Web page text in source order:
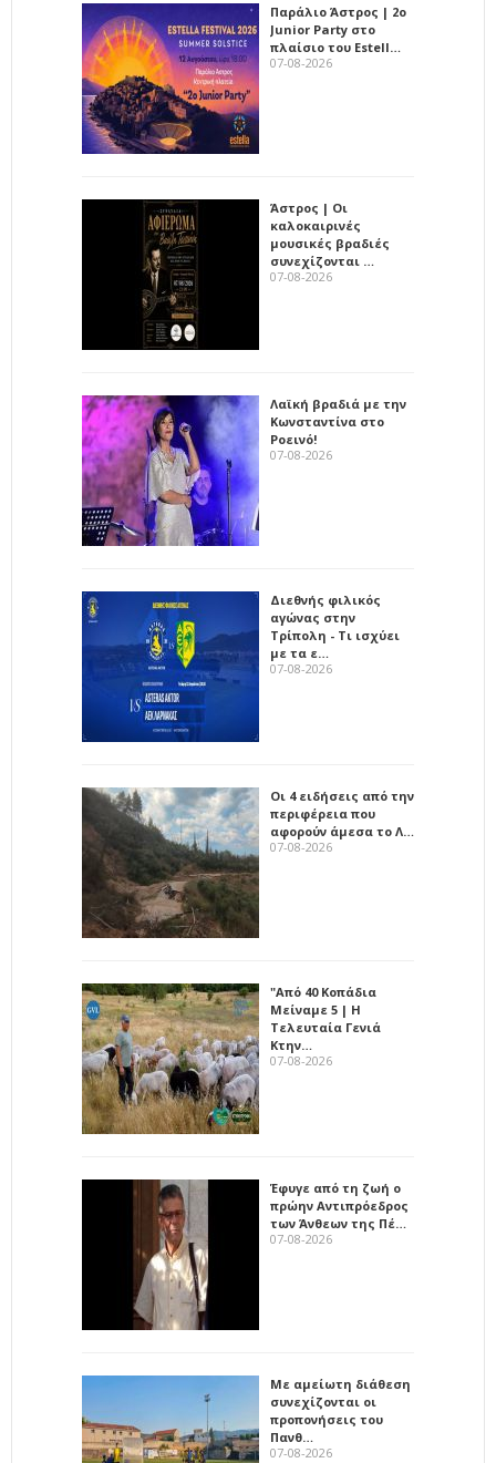
Παράλιο Άστρος | 2ο
Junior Party στο
πλαίσιο του Estell…
07-08-2026
Άστρος | Οι
καλοκαιρινές
μουσικές βραδιές
συνεχίζονται …
07-08-2026
Λαϊκή βραδιά με την
Κωνσταντίνα στο
Ροεινό!
07-08-2026
Διεθνής φιλικός
αγώνας στην
Τρίπολη - Τι ισχύει
με τα ε…
07-08-2026
Οι 4 ειδήσεις από την
περιφέρεια που
αφορούν άμεσα το Λ…
07-08-2026
"Από 40 Κοπάδια
Μείναμε 5 | Η
Τελευταία Γενιά
Κτην…
07-08-2026
Έφυγε από τη ζωή ο
πρώην Αντιπρόεδρος
των Άνθεων της Πέ…
07-08-2026
Με αμείωτη διάθεση
συνεχίζονται οι
προπονήσεις του
Πανθ…
07-08-2026